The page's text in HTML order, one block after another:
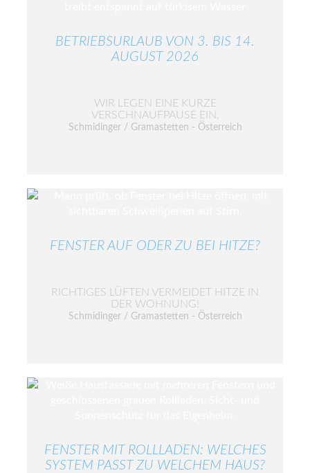
BETRIEBSURLAUB VON 3. BIS 14.
AUGUST 2026
WIR LEGEN EINE KURZE
VERSCHNAUFPAUSE EIN.
Schmidinger / Gramastetten - Österreich
FENSTER AUF ODER ZU BEI HITZE?
RICHTIGES LÜFTEN VERMEIDET HITZE IN
DER WOHNUNG!
Schmidinger / Gramastetten - Österreich
FENSTER MIT ROLLLADEN: WELCHES
SYSTEM PASST ZU WELCHEM HAUS?